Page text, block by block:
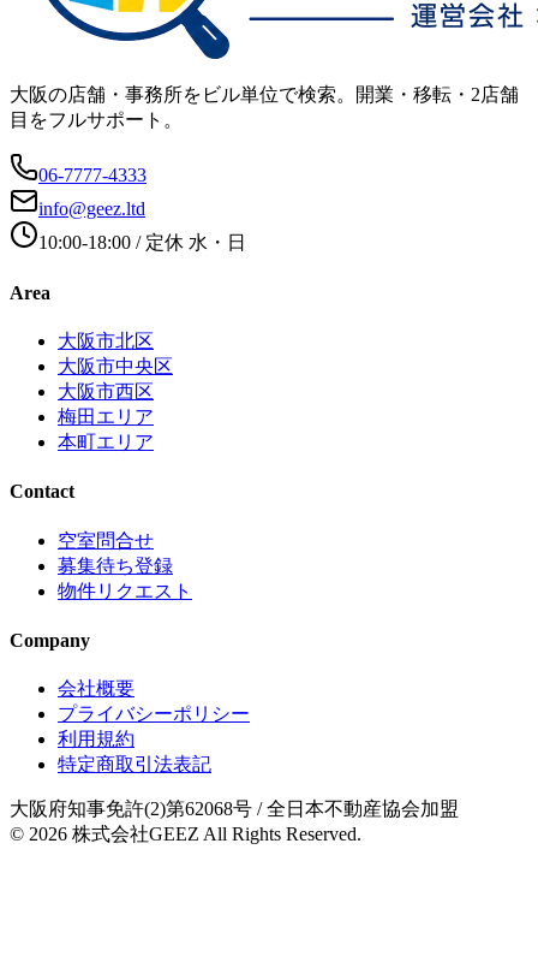
大阪の店舗・事務所をビル単位で検索。開業・移転・2店舗
目をフルサポート。
06-7777-4333
info@geez.ltd
10:00-18:00 / 定休 水・日
Area
大阪市北区
大阪市中央区
大阪市西区
梅田エリア
本町エリア
Contact
空室問合せ
募集待ち登録
物件リクエスト
Company
会社概要
プライバシーポリシー
利用規約
特定商取引法表記
大阪府知事免許(2)第62068号 / 全日本不動産協会加盟
© 2026 株式会社GEEZ All Rights Reserved.